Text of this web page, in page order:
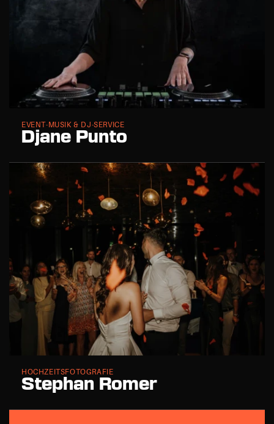
EVENT-MUSIK & DJ-SERVICE
Djane Punto
HOCHZEITSFOTOGRAFIE
Stephan Romer